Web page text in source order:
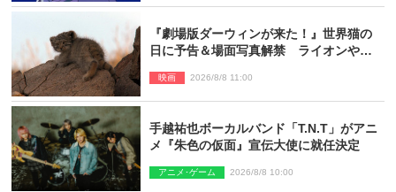
『劇場版ダーウィンが来た！』世界猫の
日に予告＆場面写真解禁 ライオンやマ
映画 2026/8/8 11:00
手越祐也ボーカルバンド「T.N.T」がアニ
メ『朱色の仮面』宣伝大使に就任決定
アニメ･ゲーム 2026/8/8 10:00